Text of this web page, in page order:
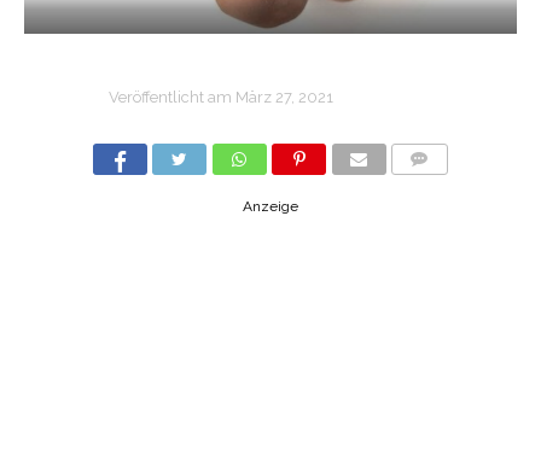
Veröffentlicht am März 27, 2021
Anzeige